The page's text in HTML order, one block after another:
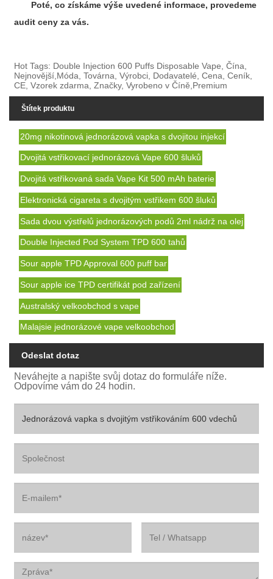
Poté, co získáme výše uvedené informace, provedeme
audit ceny za vás.
Hot Tags: Double Injection 600 Puffs Disposable Vape, Čína,
Nejnovější,Móda, Továrna, Výrobci, Dodavatelé, Cena, Ceník,
CE, Vzorek zdarma, Značky, Vyrobeno v Číně,Premium
Štítek produktu
20mg nikotinová jednorázová vapka s dvojitou injekcí
Dvojitá vstřikovací jednorázová Vape 600 šluků
Dvojitá vstřikovaná sada Vape Kit 500 mAh baterie
Elektronická cigareta s dvojitým vstřikem 600 šluků
Sada dvou výstřelů jednorázových podů 2ml nádrž na olej
Double Injected Pod System TPD 600 tahů
Sour apple TPD Approval 600 puff bar
Sour apple ice TPD certifikát pod zařízení
Australský velkoobchod s vape
Malajsie jednorázové vape velkoobchod
Odeslat dotaz
Neváhejte a napište svůj dotaz do formuláře níže.
Odpovíme vám do 24 hodin.